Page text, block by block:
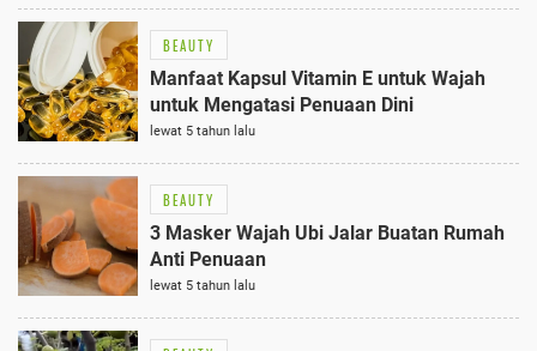
BEAUTY
Manfaat Kapsul Vitamin E untuk Wajah
untuk Mengatasi Penuaan Dini
lewat 5 tahun lalu
BEAUTY
3 Masker Wajah Ubi Jalar Buatan Rumah
Anti Penuaan
lewat 5 tahun lalu